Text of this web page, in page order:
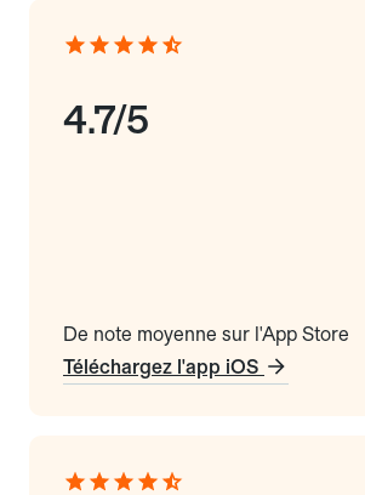
4.7/5
De note moyenne sur l'App Store
Téléchargez l'app iOS